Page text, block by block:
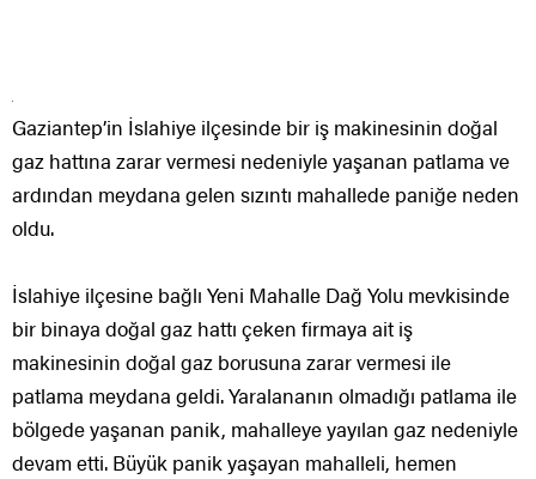
Gaziantep’in İslahiye ilçesinde bir iş makinesinin doğal
gaz hattına zarar vermesi nedeniyle yaşanan patlama ve
ardından meydana gelen sızıntı mahallede paniğe neden
oldu.
İslahiye ilçesine bağlı Yeni Mahalle Dağ Yolu mevkisinde
bir binaya doğal gaz hattı çeken firmaya ait iş
makinesinin doğal gaz borusuna zarar vermesi ile
patlama meydana geldi. Yaralananın olmadığı patlama ile
bölgede yaşanan panik, mahalleye yayılan gaz nedeniyle
devam etti. Büyük panik yaşayan mahalleli, hemen